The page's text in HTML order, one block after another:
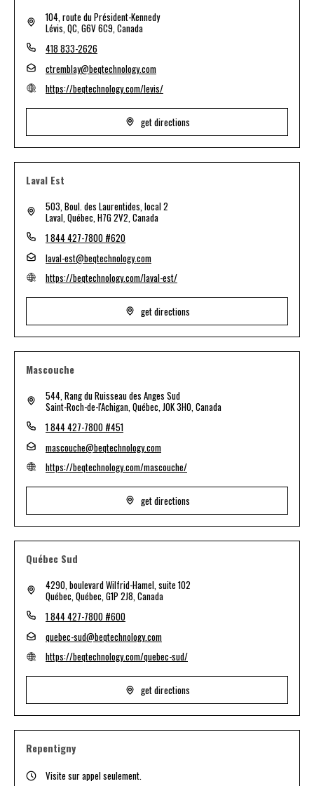
104, route du Président-Kennedy
Lévis, QC, G6V 6C9, Canada
418 833-2626
ctremblay@beqtechnology.com
https://beqtechnology.com/levis/
get directions
Laval Est
503, Boul. des Laurentides, local 2
Laval, Québec, H7G 2V2, Canada
1 844 427-7800 #620
laval-est@beqtechnology.com
https://beqtechnology.com/laval-est/
get directions
Mascouche
544, Rang du Ruisseau des Anges Sud
Saint-Roch-de-l'Achigan, Québec, J0K 3H0, Canada
1 844 427-7800 #451
mascouche@beqtechnology.com
https://beqtechnology.com/mascouche/
get directions
Québec Sud
4290, boulevard Wilfrid-Hamel, suite 102
Québec, Québec, G1P 2J8, Canada
1 844 427-7800 #600
quebec-sud@beqtechnology.com
https://beqtechnology.com/quebec-sud/
get directions
Repentigny
Visite sur appel seulement.